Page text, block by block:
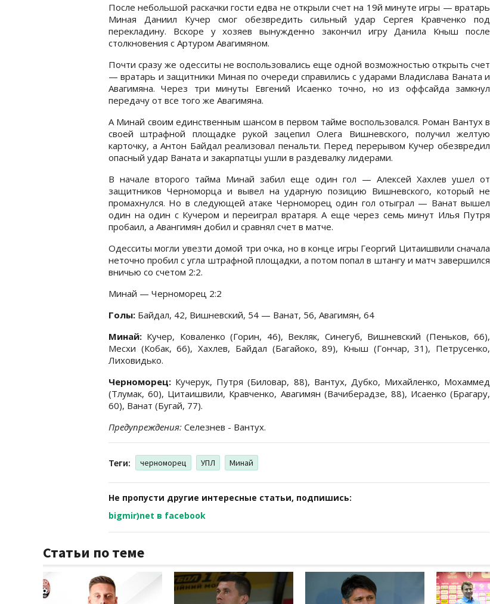
После небольшой раскачки гости едва не открыли счет на 19й минуте игры — вратарь
Миная Даниил Кучер смог обезвредить сильный удар Сергея Кравченко под
перекладину. Вскоре у хозяев вынужденно закончил игру Данила Кныш после
столкновения с Артуром Авагимяном.
Почти сразу же одесситы не воспользовались еще одной возможностью открыть счет
— вратарь и защитники Миная по очереди справились с ударами Владислава Ваната и
Авагимяна. Через три минуты Евгений Исаенко точно, но из оффсайда замкнул
передачу от все того же Авагимяна.
А Минай своим единственным шансом в первом тайме воспользовался. Роман Вантух в
своей штрафной площадке рукой зацепил Олега Вишневского, получил желтую
карточку, а Антон Байдал реализовал пенальти. Перед перерывом Кучер обезвредил
опасный удар Ваната и закарпатцы ушли в раздевалку лидерами.
В начале второго тайма Минай забил еще один гол — Алексей Хахлев ушел от
защитников Черноморца и вывел на ударную позицию Вишневского, который не
промахнулся. Но в следующей атаке Черноморец один гол отыграл — Ванат вышел
один на один с Кучером и переиграл вратаря. А еще через семь минут Илья Путря
пробаил, а Авангимян добил и сравнял счет в матче.
Одесситы могли увезти домой три очка, но в конце игры Георгий Цитаишвили сначала
неточно пробил с угла штрафной площадки, а потом попал в штангу и матч завершился
вничью со счетом 2:2.
Минай — Черноморец 2:2
Голы: Байдал, 42, Вишневский, 54 — Ванат, 56, Авагимян, 64
Минай: Кучер, Коваленко (Горин, 46), Векляк, Синегуб, Вишневский (Пеньков, 66),
Месхи (Кобак, 66), Хахлев, Байдал (Багайоко, 89), Кныш (Гончар, 31), Петрусенко,
Лиховидько.
Черноморец: Кучерук, Путря (Биловар, 88), Вантух, Дубко, Михайленко, Мохаммед
(Тлумак, 60), Цитаишвили, Кравченко, Авагимян (Вачиберадзе, 88), Исаенко (Брагару,
60), Ванат (Бугай, 77).
Предупреждения: Селезнев - Вантух.
Теги: черноморец УПЛ Минай
Не пропусти другие интересные статьи, подпишись:
bigmir)net в facebook
Статьи по теме